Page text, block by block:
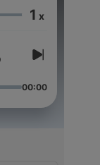
1 x
00:00